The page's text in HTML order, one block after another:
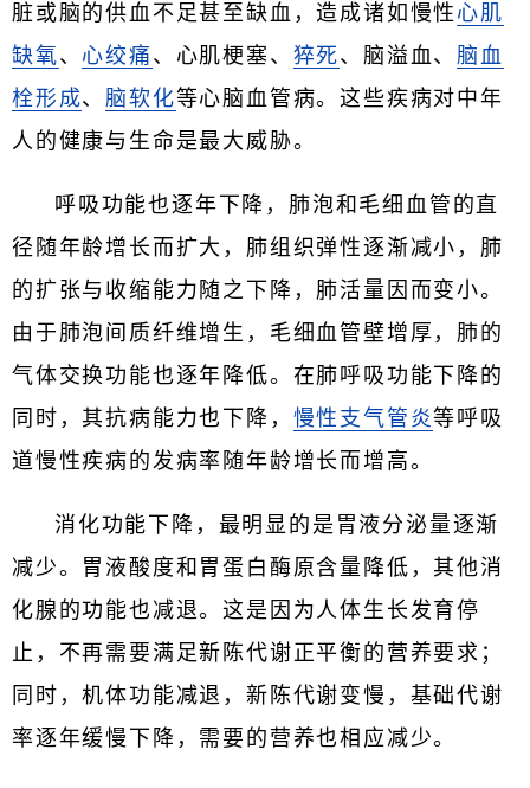
脏或脑的供血不足甚至缺血，造成诸如慢性 心肌
缺氧、 心绞痛 、心肌梗塞、 猝死、脑溢血、 脑血
栓形成、 脑软化等心脑血管病。这些疾病对中年
人的健康与生命是最大威胁。
呼吸功能也逐年下降，肺泡和毛细血管的直
径随年龄增长而扩大，肺组织弹性逐渐减小，肺
的扩张与收缩能力随之下降，肺活量因而变小。
由于肺泡间质纤维增生，毛细血管壁增厚，肺的
气体交换功能也逐年降低。在肺呼吸功能下降的
同时，其抗病能力也下降， 慢性支气管炎等呼吸
道慢性疾病的发病率随年龄增长而增高。
消化功能下降，最明显的是胃液分泌量逐渐
减少。胃液酸度和胃蛋白酶原含量降低，其他消
化腺的功能也减退。这是因为人体生长发育停
止，不再需要满足新陈代谢正平衡的营养要求；
同时，机体功能减退，新陈代谢变慢，基础代谢
率逐年缓慢下降，需要的营养也相应减少。